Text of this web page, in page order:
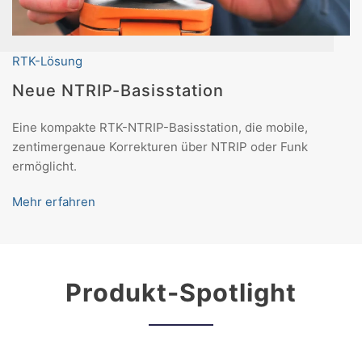
RTK-Lösung
Neue NTRIP-Basisstation
Eine kompakte RTK-NTRIP-Basisstation, die mobile,
zentimergenaue Korrekturen über NTRIP oder Funk
ermöglicht.
Mehr erfahren
Produkt-Spotlight